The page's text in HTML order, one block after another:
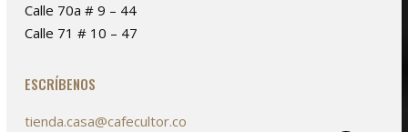
Calle 70a # 9 – 44
Calle 71 # 10 – 47
ESCRÍBENOS
tienda.casa@cafecultor.co